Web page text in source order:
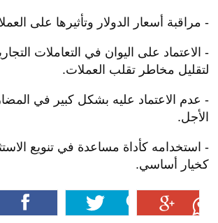
- مراقبة أسعار الدولار وتأثيرها على
- الاعتماد على اليوان في التعاملات
لتقليل مخاطر تقلب العملات.
- عدم الاعتماد عليه بشكل كبير في
الأجل.
- استخدامه كأداة مساعدة في تنويع
كخيار أساسي.